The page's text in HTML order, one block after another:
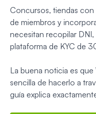
Concursos, tiendas
de miembros y
necesitan recopilar
plataforma de KYC de
La buena noticia es
sencilla de hacerlo a
guía explica